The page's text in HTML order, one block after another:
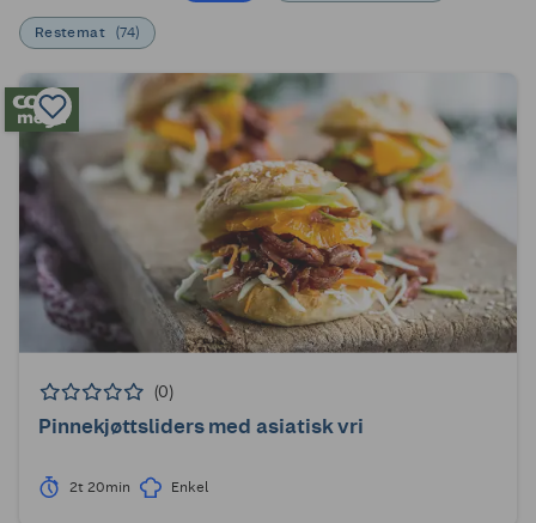
Restemat (74)
(0)
Pinnekjøttsliders med asiatisk vri
2t 20min Enkel